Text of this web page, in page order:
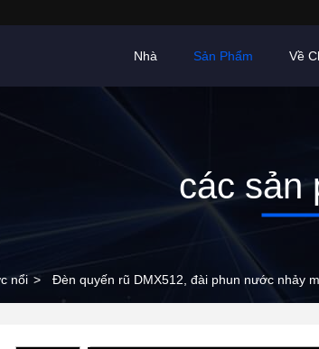
Nhà Sản Phẩm Về
các sản
nổi > Đèn quyến rũ DMX512, đài phun nước nhảy